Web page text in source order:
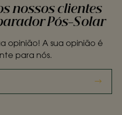
nossos clientes
Pós-Solar
opinião! A sua opinião é
para nós.